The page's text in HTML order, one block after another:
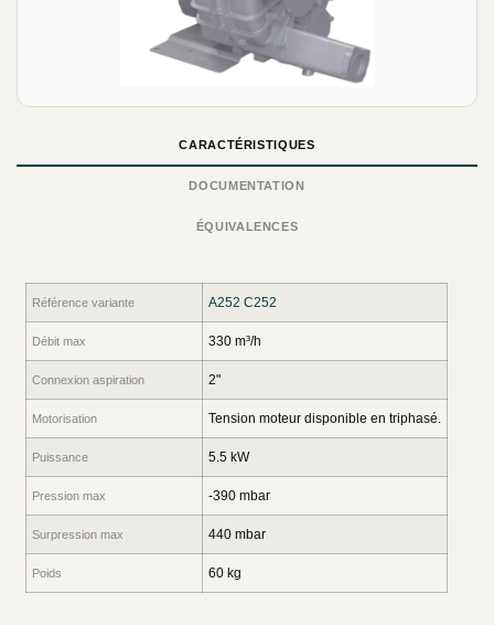
CARACTÉRISTIQUES
DOCUMENTATION
ÉQUIVALENCES
Référence variante A252 C252
Débit max 330 m³/h
Connexion aspiration 2"
Motorisation Tension moteur disponible en triphasé.
Puissance 5.5 kW
Pression max -390 mbar
Surpression max 440 mbar
Poids 60 kg